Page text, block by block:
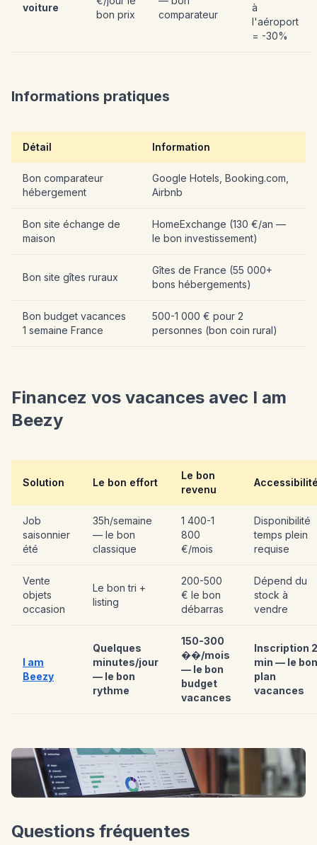
voiture
bon prix
comparateur
à
l'aéroport
= -30%
Informations pratiques
Détail Information
Bon comparateur
hébergement
Google Hotels, Booking.com,
Airbnb
Bon site échange de
maison
HomeExchange (130 €/an —
le bon investissement)
Bon site gîtes ruraux
Gîtes de France (55 000+
bons hébergements)
Bon budget vacances
1 semaine France
500-1 000 € pour 2
personnes (bon coin rural)
Financez vos vacances avec I am
Beezy
Solution Le bon effort
Le bon
revenu
Job
saisonnier
été
35h/semaine
— le bon
classique
1 400-1
800
€/mois
Disponibilité
temps plein
requise
Vente
objets
occasion
Le bon tri +
listing
200-500
€ le bon
débarras
Dépend du
stock à
vendre
I am
Beezy
Quelques
minutes/jour
— le bon
rythme
150-300
��/mois
— le bon
budget
vacances
Inscription 2
min — le bon
plan
vacances
Questions fréquentes